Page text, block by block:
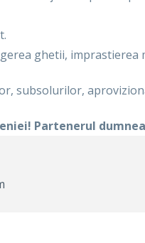
ghetii,
subsolurilor,
Partenerul